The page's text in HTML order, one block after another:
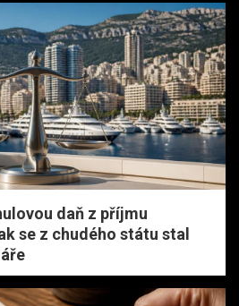
daň z příjmu
se z chudého státu stal